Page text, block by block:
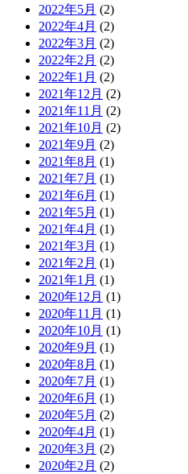
2022年5月 (2)
2022年4月 (2)
2022年3月 (2)
2022年2月 (2)
2022年1月 (2)
2021年12月 (2)
2021年11月 (2)
2021年10月 (2)
2021年9月 (2)
2021年8月 (1)
2021年7月 (1)
2021年6月 (1)
2021年5月 (1)
2021年4月 (1)
2021年3月 (1)
2021年2月 (1)
2021年1月 (1)
2020年12月 (1)
2020年11月 (1)
2020年10月 (1)
2020年9月 (1)
2020年8月 (1)
2020年7月 (1)
2020年6月 (1)
2020年5月 (2)
2020年4月 (1)
2020年3月 (2)
2020年2月 (2)